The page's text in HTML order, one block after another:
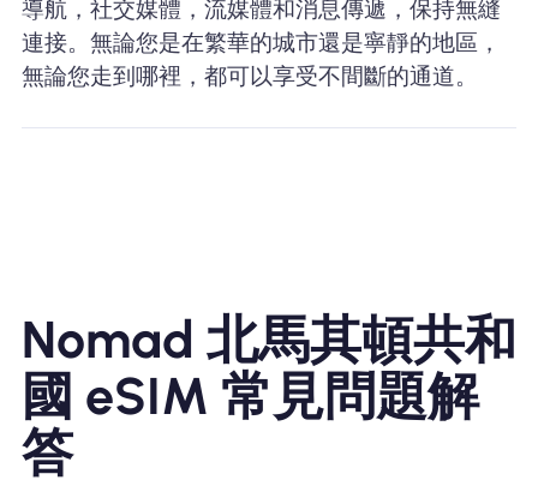
導航，社交媒體，流媒體和消息傳遞，保持無縫
連接。無論您是在繁華的城市還是寧靜的地區，
無論您走到哪裡，都可以享受不間斷的通道。
Nomad 北馬其頓共和
國 eSIM 常見問題解
答